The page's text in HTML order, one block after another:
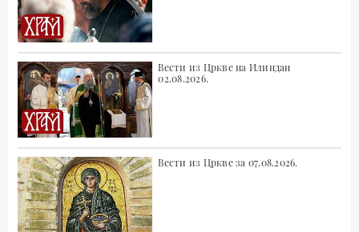
Вести из Цркве на Илиндан
02.08.2026.
Вести из Цркве за 07.08.2026.